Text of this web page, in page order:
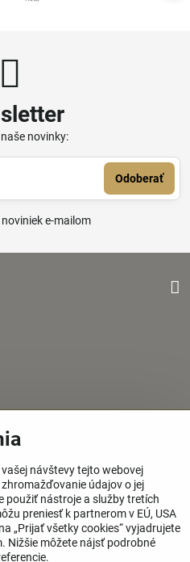
novinky:
Odoberať
e-mailom
návštevy tejto webovej
údajov o jej
použiť nástroje a služby tretích
preniesť k partnerom v EÚ, USA
„Prijať všetky cookies“ vyjadrujete
Nižšie môžete nájsť podrobné